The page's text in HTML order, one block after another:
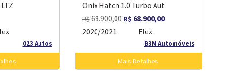
023 Autos
Onix Hatch 1.0 Turbo Aut
R$69.900,00 R$ 68.900,00
2020/2021
Flex
B3M Automóveis
Mais Detalhes